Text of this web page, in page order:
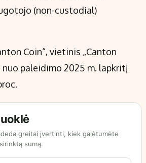
(non-custodial)
Coin“, vietinis „Canton
paleidimo 2025 m. lapkritį